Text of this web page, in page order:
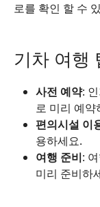
로를 확인 할 수
기차 여행
사전 예약:
로 미리 예약
편의시설 이
용하세요.
여행 준비:
미리 준비하